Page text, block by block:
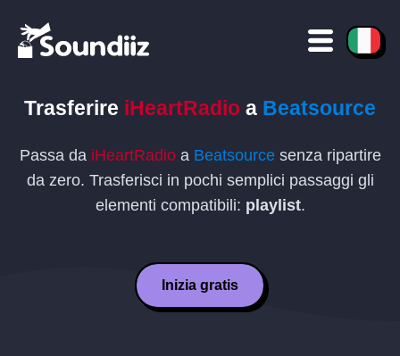
Trasferire iHeartRadio a Beatsource
Passa da iHeartRadioa Beatsourcesenza ripartire
da zero. Trasferisci in pochi semplici passaggi gli
elementi compatibili: playlist.
Inizia gratis